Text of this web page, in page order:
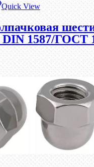
Quick View
DIN 1587/ГОСТ